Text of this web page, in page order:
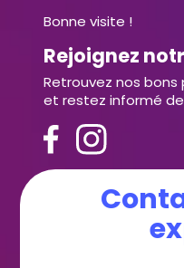
Bonne visite !
Rejoignez
Retrouvez nos
et restez informé